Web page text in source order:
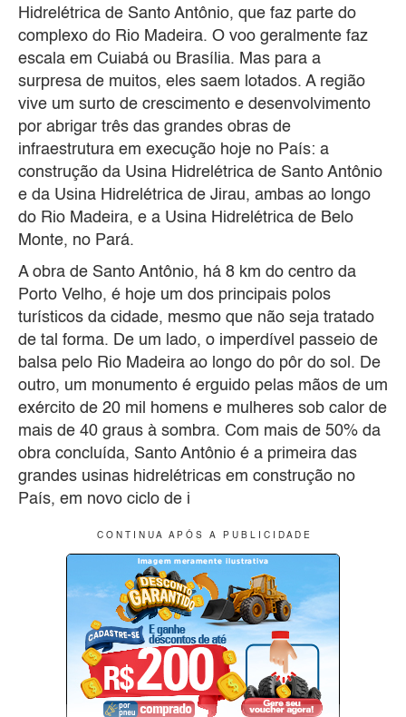
Hidrelétrica de Santo Antônio, que faz parte do
complexo do Rio Madeira. O voo geralmente faz
escala em Cuiabá ou Brasília. Mas para a
surpresa de muitos, eles saem lotados. A região
vive um surto de crescimento e desenvolvimento
por abrigar três das grandes obras de
infraestrutura em execução hoje no País: a
construção da Usina Hidrelétrica de Santo Antônio
e da Usina Hidrelétrica de Jirau, ambas ao longo
do Rio Madeira, e a Usina Hidrelétrica de Belo
Monte, no Pará.
A obra de Santo Antônio, há 8 km do centro da
Porto Velho, é hoje um dos principais polos
turísticos da cidade, mesmo que não seja tratado
de tal forma. De um lado, o imperdível passeio de
balsa pelo Rio Madeira ao longo do pôr do sol. De
outro, um monumento é erguido pelas mãos de um
exército de 20 mil homens e mulheres sob calor de
mais de 40 graus à sombra. Com mais de 50% da
obra concluída, Santo Antônio é a primeira das
grandes usinas hidrelétricas em construção no
País, em novo ciclo de i
C O N T I N U A A P Ó S A P U B L I C I D A D E